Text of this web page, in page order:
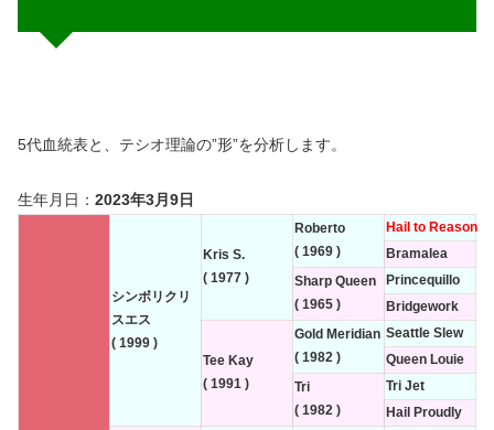
5代血統表と、テシオ理論の”形”を分析します。
生年月日： 2023年3月9日
シンボリクリ
スエス
( 1999 )
Kris S.
( 1977 )
Roberto
( 1969 )
Hail to Reason
Bramalea
Sharp Queen
( 1965 )
Princequillo
Bridgework
Tee Kay
( 1991 )
Gold Meridian
( 1982 )
Seattle Slew
Queen Louie
Tri
( 1982 )
Tri Jet
Hail Proudly